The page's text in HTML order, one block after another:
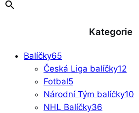
Kategorie
Balíčky65
Česká Liga balíčky12
Fotbal5
Národní Tým balíčky10
NHL Balíčky36